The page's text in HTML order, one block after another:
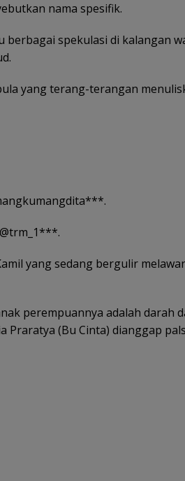
nama spesifik.
berbagai spekulasi di kalangan
yang terang-terangan
yang sedang bergulir
perempuannya adalah darah
Praratya (Bu Cinta) dianggap